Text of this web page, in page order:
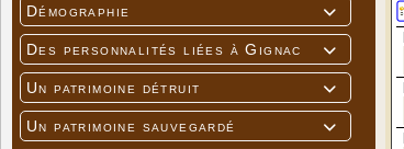

Démographie

Des personnalités liées à Gignac

Un patrimoine détruit

Un patrimoine sauvegardé